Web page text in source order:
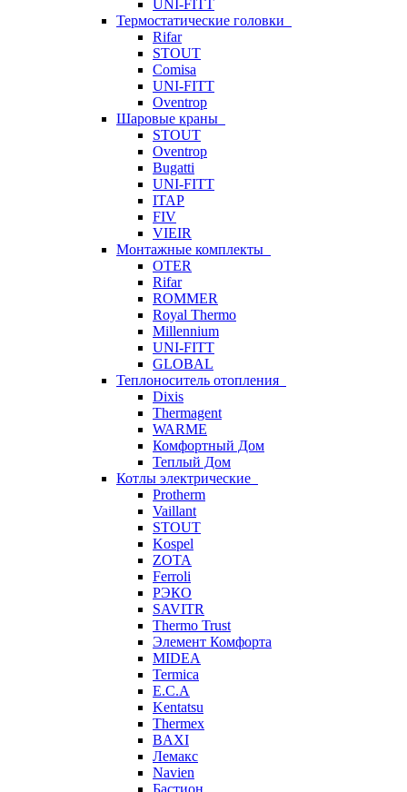
UNI-FITT
Термостатические головки
Rifar
STOUT
Comisa
UNI-FITT
Oventrop
Шаровые краны
STOUT
Oventrop
Bugatti
UNI-FITT
ITAP
FIV
VIEIR
Монтажные комплекты
OTER
Rifar
ROMMER
Royal Thermo
Millennium
UNI-FITT
GLOBAL
Теплоноситель отопления
Dixis
Thermagent
WARME
Комфортный Дом
Теплый Дом
Котлы электрические
Protherm
Vaillant
STOUT
Kospel
ZOTA
Ferroli
РЭКО
SAVITR
Thermo Trust
Элемент Комфорта
MIDEA
Termica
E.C.A
Kentatsu
Thermex
BAXI
Лемакс
Navien
Бастион